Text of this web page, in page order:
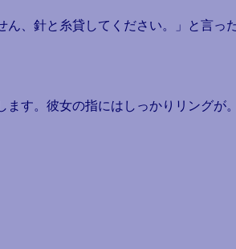
、針と糸貸してください。」と言った
す。彼女の指にはしっかりリングが。